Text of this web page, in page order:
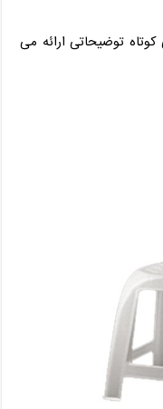
کوتاه توضیحاتی ارائه می